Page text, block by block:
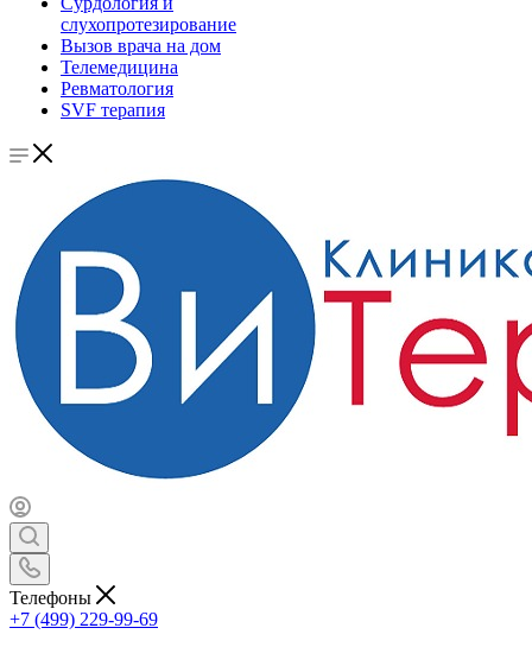
слухопротезирование
Вызов врача на дом
Телемедицина
Ревматология
SVF терапия
Телефоны
+7 (499) 229-99-69